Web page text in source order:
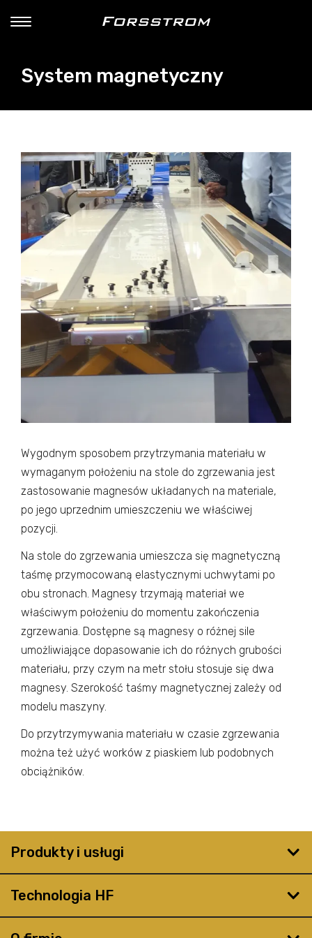
System magnetyczny
Wygodnym sposobem przytrzymania materiału w
wymaganym położeniu na stole do zgrzewania jest
zastosowanie magnesów układanych na materiale,
po jego uprzednim umieszczeniu we właściwej
pozycji.
Na stole do zgrzewania umieszcza się magnetyczną
taśmę przymocowaną elastycznymi uchwytami po
obu stronach. Magnesy trzymają materiał we
właściwym położeniu do momentu zakończenia
zgrzewania. Dostępne są magnesy o różnej sile
umożliwiające dopasowanie ich do różnych grubości
materiału, przy czym na metr stołu stosuje się dwa
magnesy. Szerokość taśmy magnetycznej zależy od
modelu maszyny.
Do przytrzymywania materiału w czasie zgrzewania
można też użyć worków z piaskiem lub podobnych
obciążników.
Produkty i usługi
Technologia HF